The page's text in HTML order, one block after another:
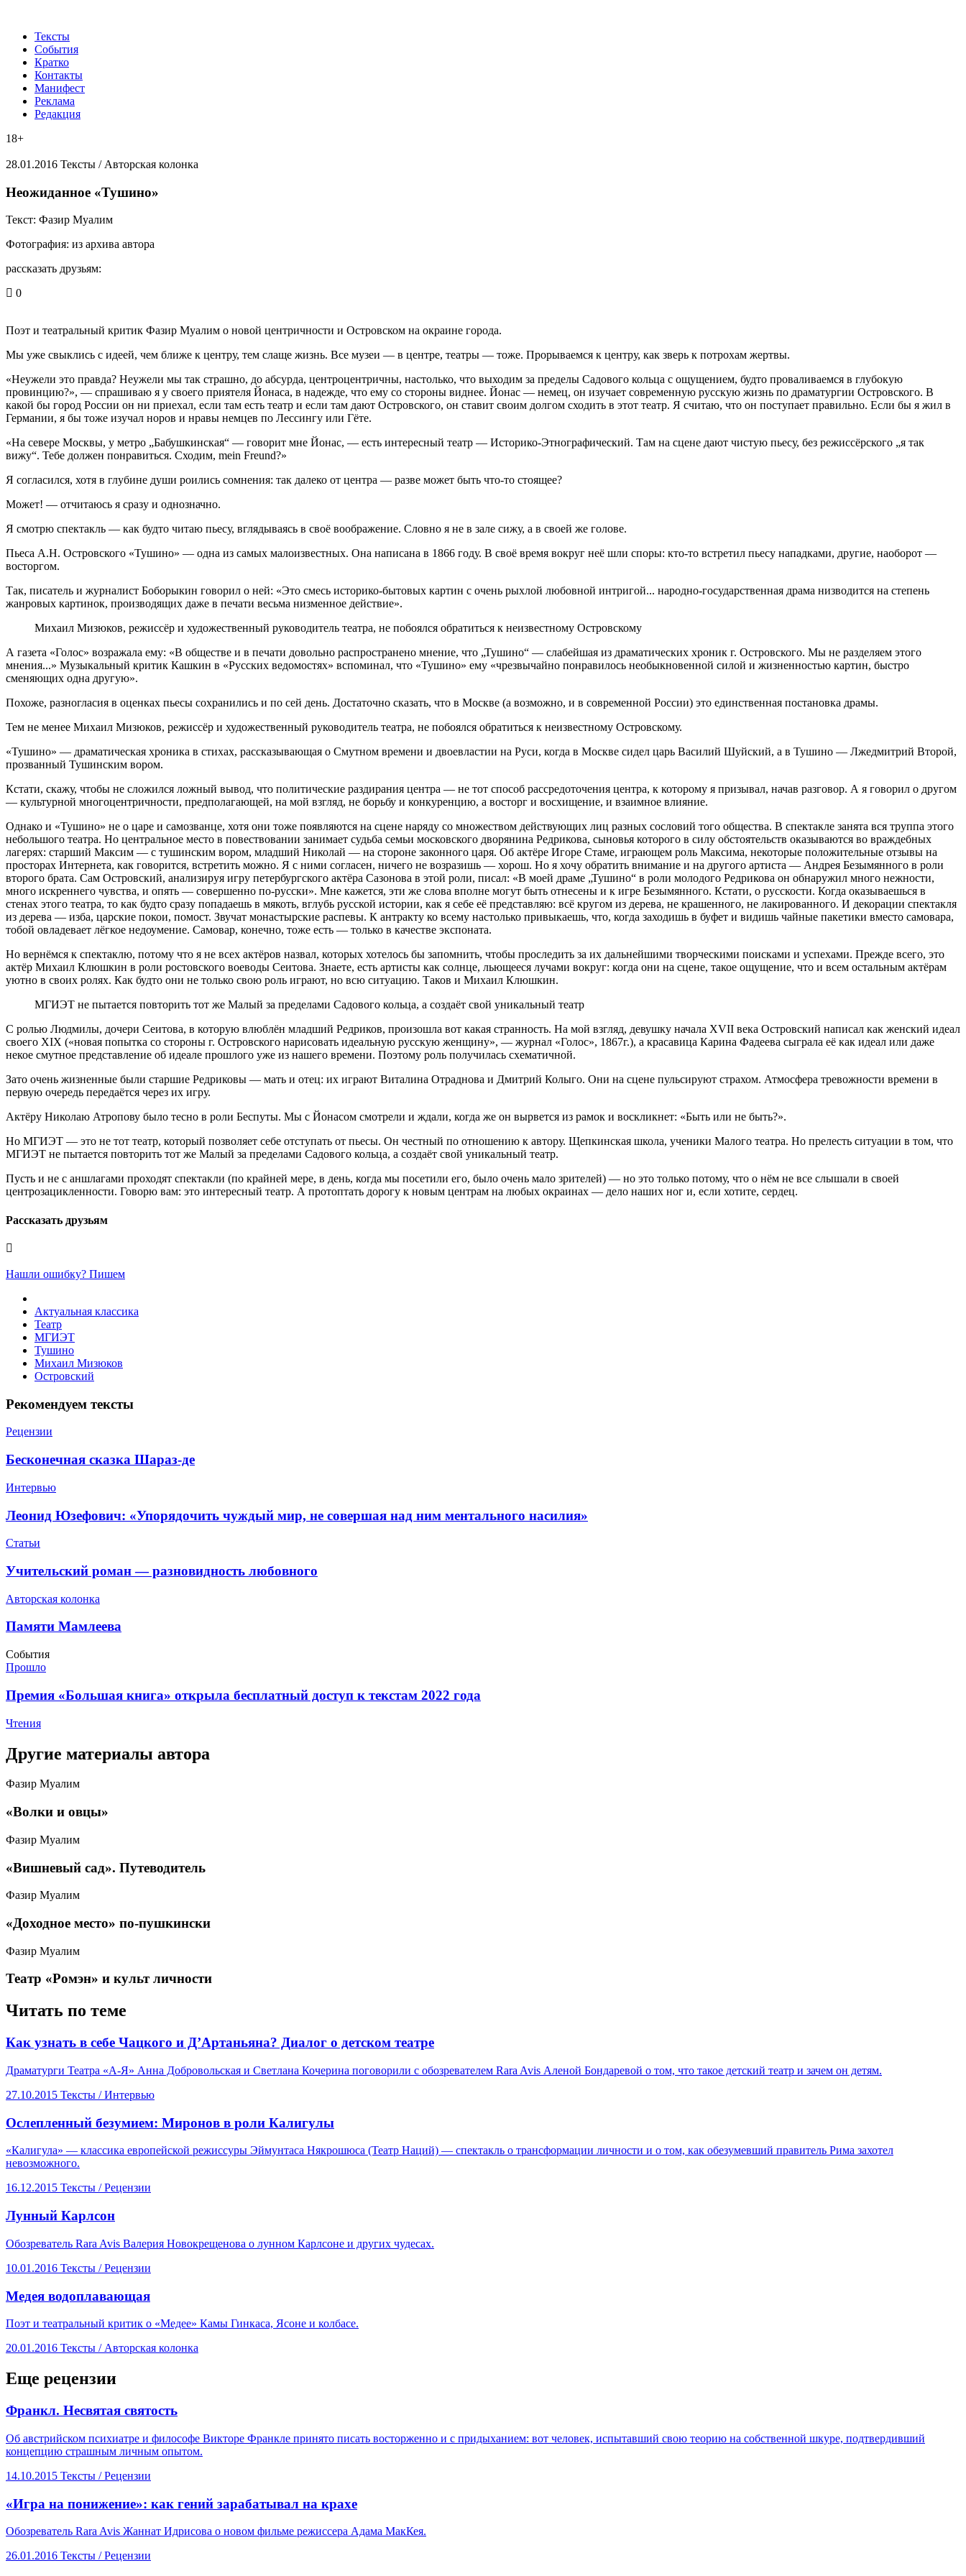
Тексты
События
Кратко
Контакты
Манифест
Реклама
Редакция
18+
28.01.2016 Тексты / Авторская колонка
​Неожиданное «Тушино»
Текст: Фазир Муалим
Фотография: из архива автора
рассказать друзьям:
0
Поэт и театральный критик Фазир Муалим о новой центричности и Островском на окраине города.
Мы уже свыклись с идеей, чем ближе к центру, тем слаще жизнь. Все музеи — в центре, театры — тоже. Прорываемся к центру, как зверь к потрохам жертвы.
«Неужели это правда? Неужели мы так страшно, до абсурда, центроцентричны, настолько, что выходим за пределы Садового кольца с ощущением, будто проваливаемся в глубокую
провинцию?», — спрашиваю я у своего приятеля Йонаса, в надежде, что ему со стороны виднее. Йонас — немец, он изучает современную русскую жизнь по драматургии Островского. В
какой бы город России он ни приехал, если там есть театр и если там дают Островского, он ставит своим долгом сходить в этот театр. Я считаю, что он поступает правильно. Если бы я жил в
Германии, я бы тоже изучал норов и нравы немцев по Лессингу или Гёте.
«На севере Москвы, у метро „Бабушкинская“ — говорит мне Йонас, — есть интересный театр — Историко-Этнографический. Там на сцене дают чистую пьесу, без режиссёрского „я так
вижу“. Тебе должен понравиться. Сходим, mein Freund?»
Я согласился, хотя в глубине души роились сомнения: так далеко от центра — разве может быть что-то стоящее?
Может! — отчитаюсь я сразу и однозначно.
Я смотрю спектакль — как будто читаю пьесу, вглядываясь в своё воображение. Словно я не в зале сижу, а в своей же голове.
Пьеса А.Н. Островского «Тушино» — одна из самых малоизвестных. Она написана в 1866 году. В своё время вокруг неё шли споры: кто-то встретил пьесу нападками, другие, наоборот —
восторгом.
Так, писатель и журналист Боборыкин говорил о ней: «Это смесь историко-бытовых картин с очень рыхлой любовной интригой... народно-государственная драма низводится на степень
жанровых картинок, производящих даже в печати весьма низменное действие».
Михаил Мизюков, режиссёр и художественный руководитель театра, не побоялся обратиться к неизвестному Островскому
А газета «Голос» возражала ему: «В обществе и в печати довольно распространено мнение, что „Тушино“ — слабейшая из драматических хроник г. Островского. Мы не разделяем этого
мнения...» Музыкальный критик Кашкин в «Русских ведомостях» вспоминал, что «Тушино» ему «чрезвычайно понравилось необыкновенной силой и жизненностью картин, быстро
сменяющих одна другую».
Похоже, разногласия в оценках пьесы сохранились и по сей день. Достаточно сказать, что в Москве (а возможно, и в современной России) это единственная постановка драмы.
Тем не менее Михаил Мизюков, режиссёр и художественный руководитель театра, не побоялся обратиться к неизвестному Островскому.
«Тушино» — драматическая хроника в стихах, рассказывающая о Смутном времени и двоевластии на Руси, когда в Москве сидел царь Василий Шуйский, а в Тушино — Лжедмитрий Второй,
прозванный Тушинским вором.
Кстати, скажу, чтобы не сложился ложный вывод, что политические раздирания центра — не тот способ рассредоточения центра, к которому я призывал, начав разговор. А я говорил о другом
— культурной многоцентричности, предполагающей, на мой взгляд, не борьбу и конкуренцию, а восторг и восхищение, и взаимное влияние.
Однако и «Тушино» не о царе и самозванце, хотя они тоже появляются на сцене наряду со множеством действующих лиц разных сословий того общества. В спектакле занята вся труппа этого
небольшого театра. Но центральное место в повествовании занимает судьба семьи московского дворянина Редрикова, сыновья которого в силу обстоятельств оказываются во враждебных
лагерях: старший Максим — с тушинским вором, младший Николай — на стороне законного царя. Об актёре Игоре Стаме, играющем роль Максима, некоторые положительные отзывы на
просторах Интернета, как говорится, встретить можно. Я с ними согласен, ничего не возразишь — хорош. Но я хочу обратить внимание и на другого артиста — Андрея Безымянного в роли
второго брата. Сам Островский, анализируя игру петербургского актёра Сазонова в этой роли, писал: «В моей драме „Тушино“ в роли молодого Редрикова он обнаружил много нежности,
много искреннего чувства, и опять — совершенно по-русски». Мне кажется, эти же слова вполне могут быть отнесены и к игре Безымянного. Кстати, о русскости. Когда оказываешься в
стенах этого театра, то как будто сразу попадаешь в мякоть, вглубь русской истории, как я себе её представляю: всё кругом из дерева, не крашенного, не лакированного. И декорации спектакля
из дерева — изба, царские покои, помост. Звучат монастырские распевы. К антракту ко всему настолько привыкаешь, что, когда заходишь в буфет и видишь чайные пакетики вместо самовара,
тобой овладевает лёгкое недоумение. Самовар, конечно, тоже есть — только в качестве экспоната.
Но вернёмся к спектаклю, потому что я не всех актёров назвал, которых хотелось бы запомнить, чтобы проследить за их дальнейшими творческими поисками и успехами. Прежде всего, это
актёр Михаил Клюшкин в роли ростовского воеводы Сеитова. Знаете, есть артисты как солнце, льющееся лучами вокруг: когда они на сцене, такое ощущение, что и всем остальным актёрам
уютно в своих ролях. Как будто они не только свою роль играют, но всю ситуацию. Таков и Михаил Клюшкин.
МГИЭТ не пытается повторить тот же Малый за пределами Садового кольца, а создаёт свой уникальный театр
С ролью Людмилы, дочери Сеитова, в которую влюблён младший Редриков, произошла вот какая странность. На мой взгляд, девушку начала XVII века Островский написал как женский идеал
своего XIX («новая попытка со стороны г. Островского нарисовать идеальную русскую женщину», — журнал «Голос», 1867г.), а красавица Карина Фадеева сыграла её как идеал или даже
некое смутное представление об идеале прошлого уже из нашего времени. Поэтому роль получилась схематичной.
Зато очень жизненные были старшие Редриковы — мать и отец: их играют Виталина Отраднова и Дмитрий Колыго. Они на сцене пульсируют страхом. Атмосфера тревожности времени в
первую очередь передаётся через их игру.
Актёру Николаю Атропову было тесно в роли Беспуты. Мы с Йонасом смотрели и ждали, когда же он вырвется из рамок и воскликнет: «Быть или не быть?».
Но МГИЭТ — это не тот театр, который позволяет себе отступать от пьесы. Он честный по отношению к автору. Щепкинская школа, ученики Малого театра. Но прелесть ситуации в том, что
МГИЭТ не пытается повторить тот же Малый за пределами Садового кольца, а создаёт свой уникальный театр.
Пусть и не с аншлагами проходят спектакли (по крайней мере, в день, когда мы посетили его, было очень мало зрителей) — но это только потому, что о нём не все слышали в своей
центрозацикленности. Говорю вам: это интересный театр. А протоптать дорогу к новым центрам на любых окраинах — дело наших ног и, если хотите, сердец.
Рассказать друзьям
Нашли ошибку? Пишем
Актуальная классика
Театр
МГИЭТ
Тушино
Михаил Мизюков
Островский
Рекомендуем тексты
Рецензии
Бесконечная сказка Шараз-де
Интервью
​Леонид Юзефович: «Упорядочить чуждый мир, не совершая над ним ментального насилия»
Статьи
​Учительский роман — разновидность любовного
Авторская колонка
​Памяти Мамлеева
События
Прошло
​Премия «Большая книга» открыла бесплатный доступ к текстам 2022 года
Чтения
Другие материалы автора
Фазир Муалим
«Волки и овцы»
Фазир Муалим
​«Вишневый сад». Путеводитель
Фазир Муалим
​«Доходное место» по-пушкински
Фазир Муалим
​Театр «Ромэн» и культ личности
Читать по теме
​Как узнать в себе Чацкого и Д’Артаньяна? Диалог о детском театре
Драматурги Театра «А-Я» Анна Добровольская и Светлана Кочерина поговорили с обозревателем Rara Avis Аленой Бондаревой о том, что такое детский театр и зачем он детям.
27.10.2015 Тексты /Интервью
​Ослепленный безумием: Миронов в роли Калигулы
«Калигула» — классика европейской режиссуры Эймунтаса Някрошюса (Театр Наций) — спектакль о трансформации личности и о том, как обезумевший правитель Рима захотел
невозможного.
16.12.2015 Тексты /Рецензии
Лунный Карлсон
Обозреватель Rara Avis Валерия Новокрещенова о лунном Карлсоне и других чудесах.
10.01.2016 Тексты /Рецензии
​Медея водоплавающая
Поэт и театральный критик о «Медее» Камы Гинкаса, Ясоне и колбасе.
20.01.2016 Тексты / Авторская колонка
Еще рецензии
​Франкл. Несвятая святость
Об австрийском психиатре и философе Викторе Франкле принято писать восторженно и с придыханием: вот человек, испытавший свою теорию на собственной шкуре, подтвердивший
концепцию страшным личным опытом.
14.10.2015 Тексты /Рецензии
​«Игра на понижение»: как гений зарабатывал на крахе
Обозреватель Rara Avis Жаннат Идрисова о новом фильме режиссера Адама МакКея.
26.01.2016 Тексты /Рецензии